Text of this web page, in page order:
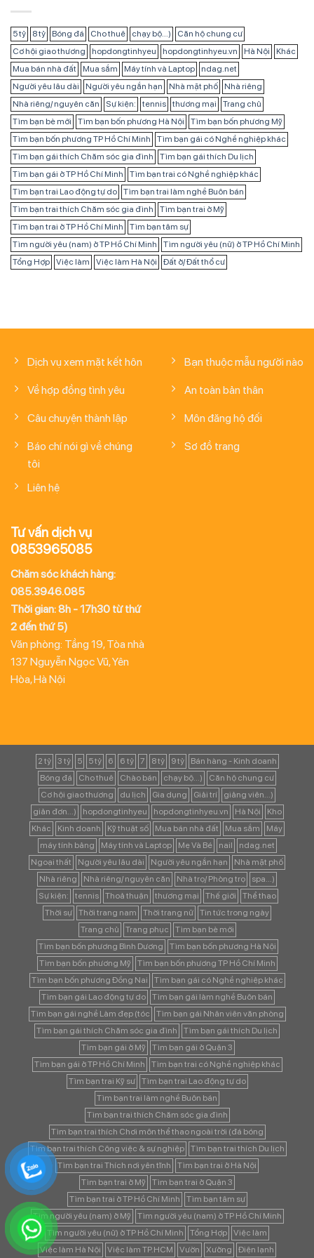
5 tỷ 8 tỷ Bóng đá Cho thuê chạy bộ...)
Căn hộ chung cư
Cơ hội giao thương
hopdongtinhyeu hopdongtinhyeu.vn Hà Nội
Khác
Mua bán nhà đất
Mua sắm Máy tính và Laptop
ndag.net
Người yêu lâu dài
Người yêu ngắn hạn Nhà mặt phố
Nhà riêng
Nhà riêng/ nguyên căn
Sự kiện: tennis thương mại
Trang chủ
Tìm bạn bè mới
Tìm bạn bốn phương Hà Nội
Tìm bạn bốn phương Mỹ
Tìm bạn bốn phương TP Hồ Chí Minh
Tìm bạn gái có Nghề nghiệp khác
Tìm bạn gái thích Chăm sóc gia đình
Tìm bạn gái thích Du lịch
Tìm bạn gái ở TP Hồ Chí Minh
Tìm bạn trai có Nghề nghiệp khác
Tìm bạn trai Lao động tự do
Tìm bạn trai làm nghề Buôn bán
Tìm bạn trai thích Chăm sóc gia đình
Tìm bạn trai ở Mỹ
Tìm bạn trai ở TP Hồ Chí Minh
Tìm bạn tâm sự
Tìm người yêu (nam) ở TP Hồ Chí Minh
Tìm người yêu (nữ) ở TP Hồ Chí Minh
Tổng Hợp
Việc làm Việc làm Hà Nội Đất ở/ Đất thổ cư
Dịch vụ xem mặt kết hôn
Về hợp đồng tình yêu
Câu chuyện thành lập
Báo chí nói gì về chúng
tôi
Liên hệ
Bạn thuộc mẫu người nào
An toàn bản thân
Môn đăng hộ đối
Sơ đồ trang
Tư vấn dịch vụ
0853965085
Chăm sóc khách hàng:
085.3946.085
Thời gian: 8h - 17h30 từ thứ
2 đến thứ 5)
Văn phòng: Tầng 19, Tòa nhà
137 Nguyễn Ngọc Vũ, Yên
Hòa, Hà Nội
2 tỷ 3 tỷ 5 5 tỷ 6 6 tỷ 7 8 tỷ 9 tỷ
Bán hàng - Kinh doanh
Bóng đá
Cho thuê Chào bán chạy bộ...)
Căn hộ chung cư
Cơ hội giao thương
du lịch Gia dụng Giải trí
giảng viên...)
giản đơn...)
hopdongtinhyeu hopdongtinhyeu.vn Hà Nội
Kho
Khác
Kinh doanh Kỹ thuật số Mua bán nhà đất Mua sắm
Máy
máy tính bảng
Máy tính và Laptop Mẹ Và Bé nail
ndag.net
Ngoại thất
Người yêu lâu dài Người yêu ngắn hạn
Nhà mặt phố
Nhà riêng
Nhà riêng/ nguyên căn Nhà trọ/ Phòng trọ
spa...)
Sự kiện:
tennis Thoả thuận thương mại Thế giới
Thể thao
Thời sự
Thời trang nam Thời trang nữ
Tin tức trong ngày
Trang chủ
Trang phục
Tìm bạn bè mới
Tìm bạn bốn phương Bình Dương
Tìm bạn bốn phương Hà Nội
Tìm bạn bốn phương Mỹ
Tìm bạn bốn phương TP Hồ Chí Minh
Tìm bạn bốn phương Đồng Nai
Tìm bạn gái có Nghề nghiệp khác
Tìm bạn gái Lao động tự do
Tìm bạn gái làm nghề Buôn bán
Tìm bạn gái nghề Làm đẹp (tóc
Tìm bạn gái Nhân viên văn phòng
Tìm bạn gái thích Chăm sóc gia đình
Tìm bạn gái thích Du lịch
Tìm bạn gái ở Mỹ
Tìm bạn gái ở Quận 3
Tìm bạn gái ở TP Hồ Chí Minh
Tìm bạn trai có Nghề nghiệp khác
Tìm bạn trai Kỹ sư
Tìm bạn trai Lao động tự do
Tìm bạn trai làm nghề Buôn bán
Tìm bạn trai thích Chăm sóc gia đình
Tìm bạn trai thích Chơi môn thể thao ngoài trời (đá bóng
Tìm bạn trai thích Công việc & sự nghiệp
Tìm bạn trai thích Du lịch
Tìm bạn trai Thích nơi yên tĩnh
Tìm bạn trai ở Hà Nội
Tìm bạn trai ở Mỹ
Tìm bạn trai ở Quận 3
Tìm bạn trai ở TP Hồ Chí Minh
Tìm bạn tâm sự
Tìm người yêu (nam) ở Mỹ
Tìm người yêu (nam) ở TP Hồ Chí Minh
Tìm người yêu (nữ) ở TP Hồ Chí Minh
Tổng Hợp
Việc làm
Việc làm Hà Nội
Việc làm TP.HCM Vườn Xưởng Điện lạnh